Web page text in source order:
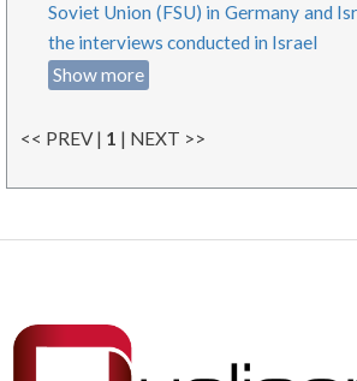
Soviet Union (FSU) in Germany and
the interviews conducted in Israel
Show more
<< PREV | 1 | NEXT >>